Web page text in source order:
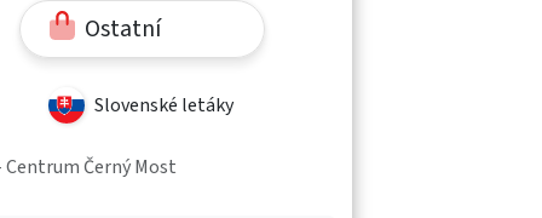
Ostatní
Slovenské letáky
Centrum Černý Most